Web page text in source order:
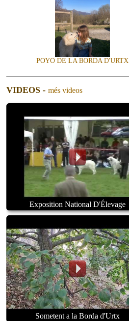
POYO DE LA BORDA D'URTX
VIDEOS - més videos
Exposition National D'Élevage
Sometent a la Borda d'Urtx